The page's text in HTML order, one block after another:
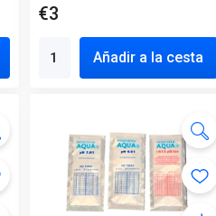
€3
Añadir a la cesta